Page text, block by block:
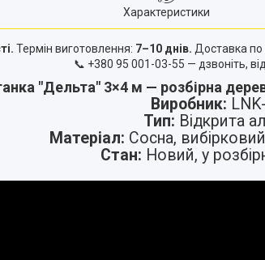
Характеристики
Термін виготовлення: 7–10 днів. Доставка по
📞 +380 95 001-03-55 — дзвоніть,
"Дельта" 3×4 м — розбірна
Виробник:
Тип: Відкрита
Матеріал: Сосна,
Стан: Новий, у